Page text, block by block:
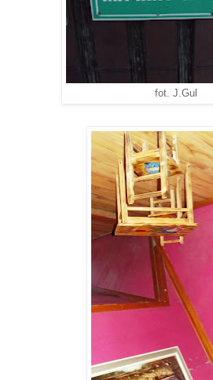
fot. J.Gul